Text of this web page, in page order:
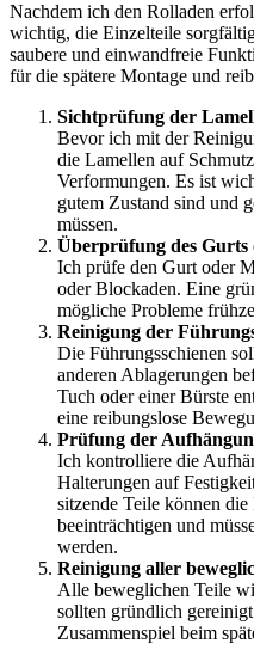
Nachdem ich den Rolladen
wichtig, die Einzelteile
saubere und einwandfreie
für die spätere Montage und
Sichtprüfung der
Bevor ich mit der
die Lamellen auf
Verformungen. Es ist
gutem Zustand sind und
müssen.
Überprüfung des Gurts
Ich prüfe den Gurt oder
oder Blockaden. Eine
mögliche Probleme
Reinigung der
Die Führungsschienen
anderen Ablagerungen
Tuch oder einer Bürste
eine reibungslose
Prüfung der
Ich kontrolliere die
Halterungen auf
sitzende Teile können
beeinträchtigen und
werden.
Reinigung aller
Alle beweglichen Teile
sollten gründlich
Zusammenspiel beim